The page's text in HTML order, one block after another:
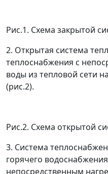
Рис.1. Схема закрытой
2. Открытая система
теплоснабжения с
воды из тепловой сети
(рис.2).
Рис.2. Схема открытой
3. Система
горячего
непосредственным